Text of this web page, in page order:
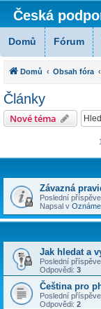
Česká
Domů Fórum
Domů Obsah fóra
Články
Nové téma
Závazná
Poslední
Napsal v
Jak hledat a
Poslední
Odpovědi: 3
Čeština pro
Poslední
Odpovědi: 2